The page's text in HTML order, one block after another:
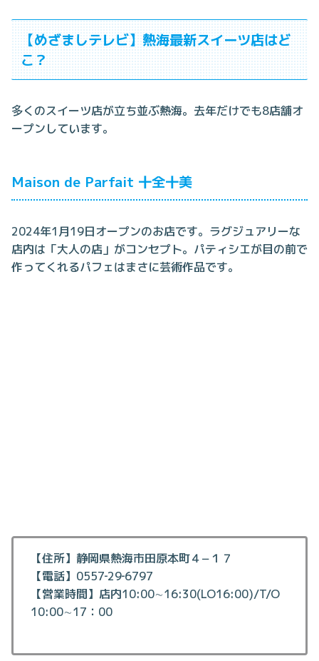
【めざましテレビ】熱海最新スイーツ店はど
こ？
多くのスイーツ店が立ち並ぶ熱海。去年だけでも8店舗オ
ープンしています。
Maison de Parfait 十全十美
2024年1月19日オープンのお店です。ラグジュアリーな
店内は「大人の店」がコンセプト。パティシエが目の前で
作ってくれるパフェはまさに芸術作品です。
【住所】静岡県熱海市田原本町４−１７
【電話】0557‐29‐6797
【営業時間】店内10:00∼16:30(LO16:00)/T/O
10:00∼17：00